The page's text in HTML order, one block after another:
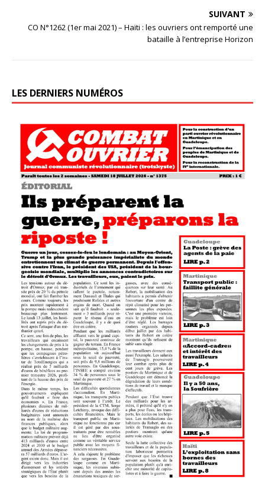
SUIVANT
CO N°1262 (1er mai 2021) – Haïti : les ouvriers ont remporté une
bataille à l’entreprise Horizon
LES DERNIERS NUMÉROS